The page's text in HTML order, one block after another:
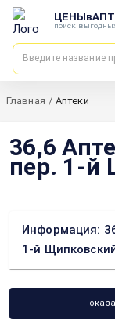
поиск
Главная / Аптеки
36,6
пер. 1-й
Информация:
1-й